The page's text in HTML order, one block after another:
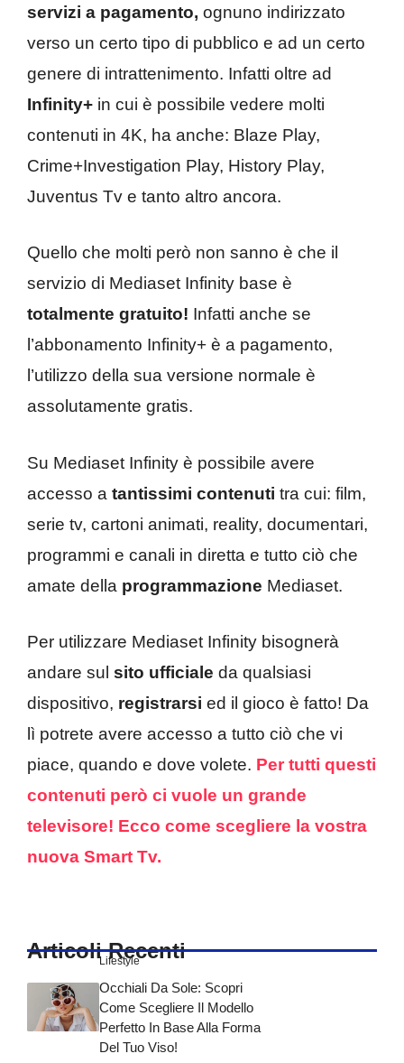
servizi a pagamento, ognuno indirizzato
verso un certo tipo di pubblico e ad un certo
genere di intrattenimento. Infatti oltre ad
Infinity+ in cui è possibile vedere molti
contenuti in 4K, ha anche: Blaze Play,
Crime+Investigation Play, History Play,
Juventus Tv e tanto altro ancora.
Quello che molti però non sanno è che il
servizio di Mediaset Infinity base è
totalmente gratuito! Infatti anche se
l’abbonamento Infinity+ è a pagamento,
l’utilizzo della sua versione normale è
assolutamente gratis.
Su Mediaset Infinity è possibile avere
accesso a tantissimi contenuti tra cui: film,
serie tv, cartoni animati, reality, documentari,
programmi e canali in diretta e tutto ciò che
amate della programmazione Mediaset.
Per utilizzare Mediaset Infinity bisognerà
andare sul sito ufficiale da qualsiasi
dispositivo, registrarsi ed il gioco è fatto! Da
lì potrete avere accesso a tutto ciò che vi
piace, quando e dove volete. Per tutti questi
contenuti però ci vuole un grande
televisore! Ecco come scegliere la vostra
nuova Smart Tv.
Articoli Recenti
Lifestyle
Occhiali Da Sole: Scopri
Come Scegliere Il Modello
Perfetto In Base Alla Forma
Del Tuo Viso!